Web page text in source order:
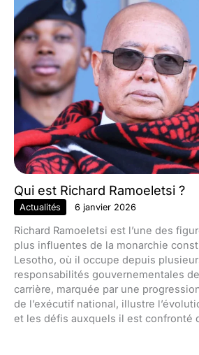
Qui est Richard Ramoeletsi ?
Actualités 6 janvier 2026
Richard Ramoeletsi est l’une des
plus influentes de la monarchie
Lesotho, où il occupe depuis
responsabilités gouvernementales
carrière, marquée par une
de l’exécutif national, illustre
et les défis auxquels il est confronté